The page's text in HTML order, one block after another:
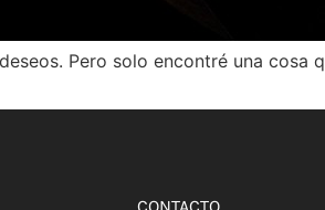
Pero solo encontré una